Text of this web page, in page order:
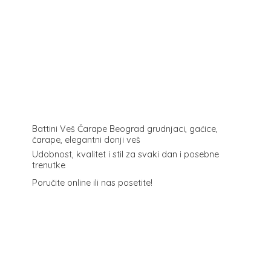
Battini Veš Čarape Beograd grudnjaci, gaćice,
čarape, elegantni donji veš
Udobnost, kvalitet i stil za svaki dan i posebne
trenutke
Poručite online ili nas posetite!